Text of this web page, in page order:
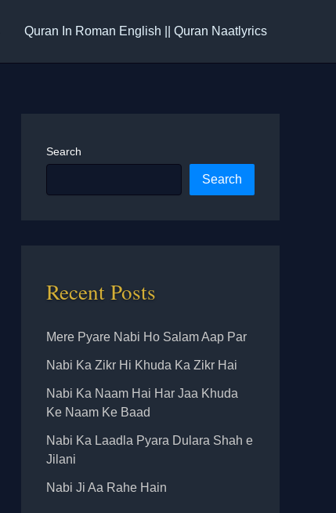
Quran In Roman English || Quran Naatlyrics
Search
Search
Recent Posts
Mere Pyare Nabi Ho Salam Aap Par
Nabi Ka Zikr Hi Khuda Ka Zikr Hai
Nabi Ka Naam Hai Har Jaa Khuda
Ke Naam Ke Baad
Nabi Ka Laadla Pyara Dulara Shah e
Jilani
Nabi Ji Aa Rahe Hain